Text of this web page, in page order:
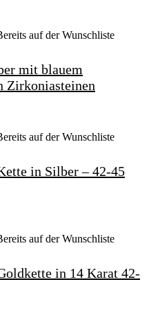
auf der Wunschliste
mit blauem
Zirkoniasteinen
auf der Wunschliste
in Silber – 42-45
auf der Wunschliste
in 14 Karat 42-